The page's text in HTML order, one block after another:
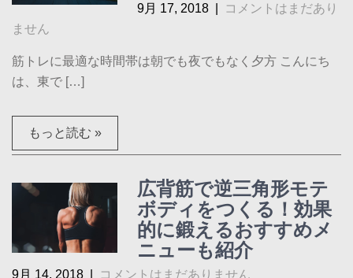
9月 17, 2018
コメントはまだあり
ません
筋トレに最適な時間帯は朝でも夜でもなく夕方 こんにち
は、東で […]
もっと読む »
広背筋で逆三角形モテ
ボディをつくる！効果
的に鍛えるおすすめメ
ニューも紹介
9月 14, 2018 コメントはまだありません